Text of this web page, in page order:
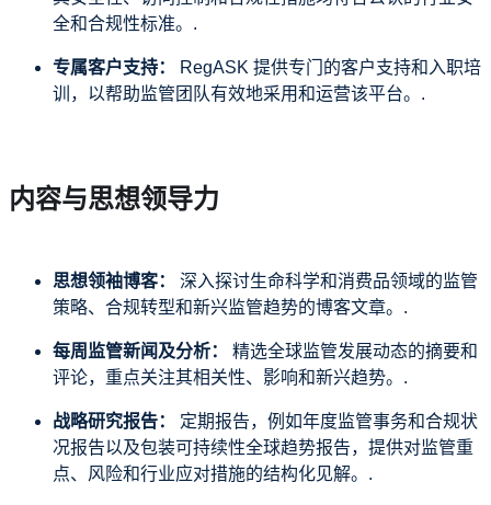
全和合规性标准。.
专属客户支持：
RegASK 提供专门的客户支持和入职培
训，以帮助监管团队有效地采用和运营该平台。.
内容与思想领导力
思想领袖博客： 深入探讨生命科学和消费品领域的监管
策略、合规转型和新兴监管趋势的博客文章。.
每周监管新闻及分析： 精选全球监管发展动态的摘要和
评论，重点关注其相关性、影响和新兴趋势。.
战略研究报告： 定期报告，例如年度监管事务和合规状
况报告以及包装可持续性全球趋势报告，提供对监管重
点、风险和行业应对措施的结构化见解。.